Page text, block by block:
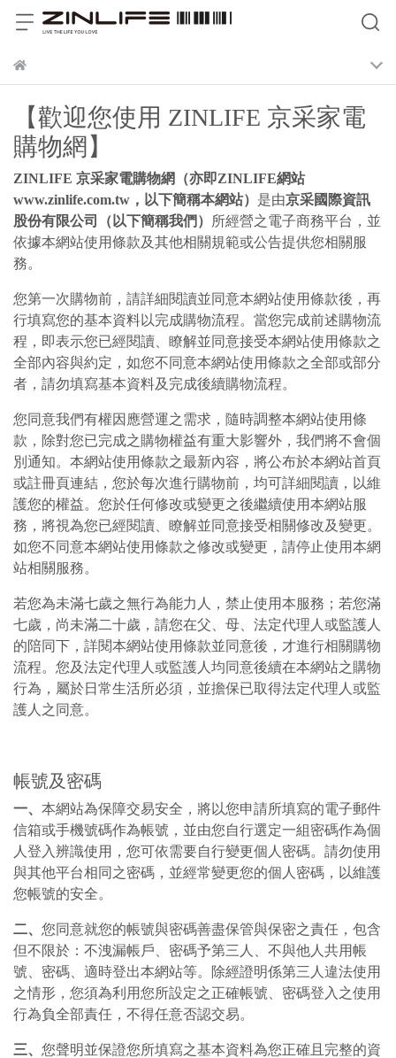
【歡迎您使用 ZINLIFE 京采家電
購物網】
ZINLIFE 京采家電購物網（亦即ZINLIFE網站
www.zinlife.com.tw，以下簡稱本網站） 是由京采國際資訊
股份有限公司（以下簡稱我們）
所經營之電子商務平台，並
依據本網站使用條款及其他相關規範或公告提供您相關服
務。
您第一次購物前，請詳細閱讀並同意本網站使用條款後，再
行填寫您的基本資料以完成購物流程。當您完成前述購物流
程，即表示您已經閱讀、瞭解並同意接受本網站使用條款之
全部內容與約定，如您不同意本網站使用條款之全部或部分
者，請勿填寫基本資料及完成後續購物流程。
您同意我們有權因應營運之需求，隨時調整本網站使用條
款，除對您已完成之購物權益有重大影響外，我們將不會個
別通知。本網站使用條款之最新內容，將公布於本網站首頁
或註冊頁連結，您於每次進行購物前，均可詳細閱讀，以維
護您的權益。您於任何修改或變更之後繼續使用本網站服
務，將視為您已經閱讀、瞭解並同意接受相關修改及變更。
如您不同意本網站使用條款之修改或變更，請停止使用本網
站相關服務。
若您為未滿七歲之無行為能力人，禁止使用本服務；若您滿
七歲，尚未滿二十歲，請您在父、母、法定代理人或監護人
的陪同下，詳閱本網站使用條款並同意後，才進行相關購物
流程。您及法定代理人或監護人均同意後續在本網站之購物
行為，屬於日常生活所必須，並擔保已取得法定代理人或監
護人之同意。
帳號及密碼
一、 本網站為保障交易安全，將以您申請所填寫的電子郵件
信箱或手機號碼作為帳號，並由您自行選定一組密碼作為個
人登入辨識使用，您可依需要自行變更個人密碼。請勿使用
與其他平台相同之密碼，並經常變更您的個人密碼，以維護
您帳號的安全。
二、 您同意就您的帳號與密碼善盡保管與保密之責任，包含
但不限於：不洩漏帳戶、密碼予第三人、不與他人共用帳
號、密碼、適時登出本網站等。除經證明係第三人違法使用
之情形，您須為利用您所設定之正確帳號、密碼登入之使用
行為負全部責任，不得任意否認交易。
三、 您聲明並保證您所填寫之基本資料為您正確且完整的資